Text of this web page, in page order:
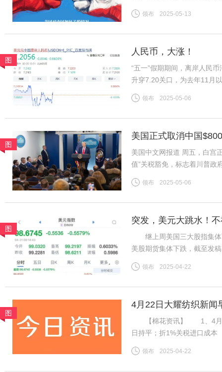
施24%。再加上2月美国以芬
领布 2025-05-13
图
人民币，大涨！
“五一”假期期间，离岸人民
升穿7.20关口，为去年11月
美股、美债、美元涨。同时
领布 2025-05-06
图
美国正式取消中国
美国中文网报道 周五，白宫
值”关税豁免，标志着川普政
包裹积压的混乱局面而推迟
领布 2025-05-06
图
突发，美元大跳水！
继上周美国三大股指集体
美股期货集体下跌，截至发
2022年4月以来首次。截至
领布 2025-04-22
图
4月22日大耀纺织新闻
【棉花资讯】 1、4月21
日持平；折1%关税进口成本
棉山东到厂价3128B级14
领布 2025-04-22